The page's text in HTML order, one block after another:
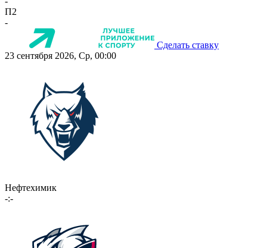
П2
-
Сделать ставку
23 сентября 2026, Ср, 00:00
Нефтехимик
-:-